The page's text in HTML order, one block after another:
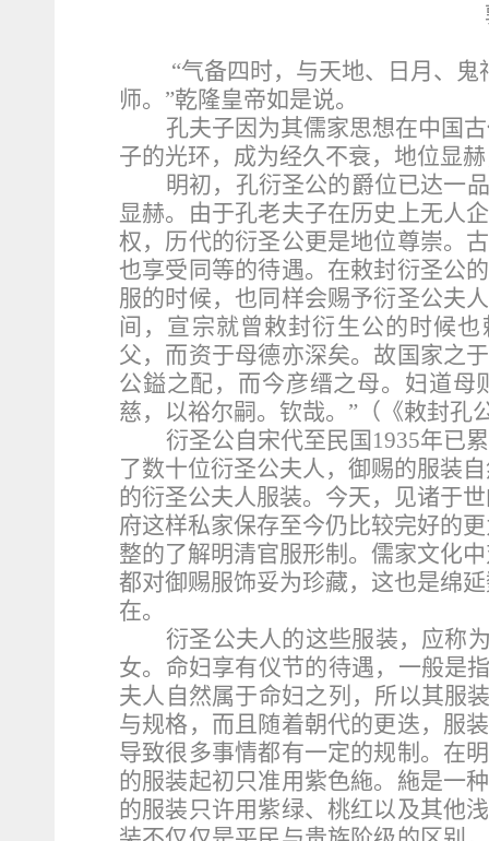
“气备四时，与天地、日月、
师。”乾隆皇帝如是说。
孔夫子因为其儒家思想在中国
子的光环，成为经久不衰，地位显
明初，孔衍圣公的爵位已达一
显赫。由于孔老夫子在历史上无人
权，历代的衍圣公更是地位尊崇。
也享受同等的待遇。在敕封衍圣公
服的时候，也同样会赐予衍圣公夫
间，宣宗就曾敕封衍生公的时候
父，而资于母德亦深矣。故国家之
公鎰之配，而今彦缙之母。妇道
慈，以裕尔嗣。钦哉。”（《敕封孔
衍圣公自宋代至民国 1935年已
了数十位衍圣公夫人，御赐的服装
的衍圣公夫人服装。今天，见诸于
府这样私家保存至今仍比较完好的
整的了解明清官服形制。儒家文化
都对御赐服饰妥为珍藏，这也是绵
在。
衍圣公夫人的这些服装，应称
女。命妇享有仪节的待遇，一般是
夫人自然属于命妇之列，所以其服
与规格，而且随着朝代的更迭，服
导致很多事情都有一定的规制。在
的服装起初只准用紫色絁。絁是一
的服装只许用紫绿、桃红以及其他